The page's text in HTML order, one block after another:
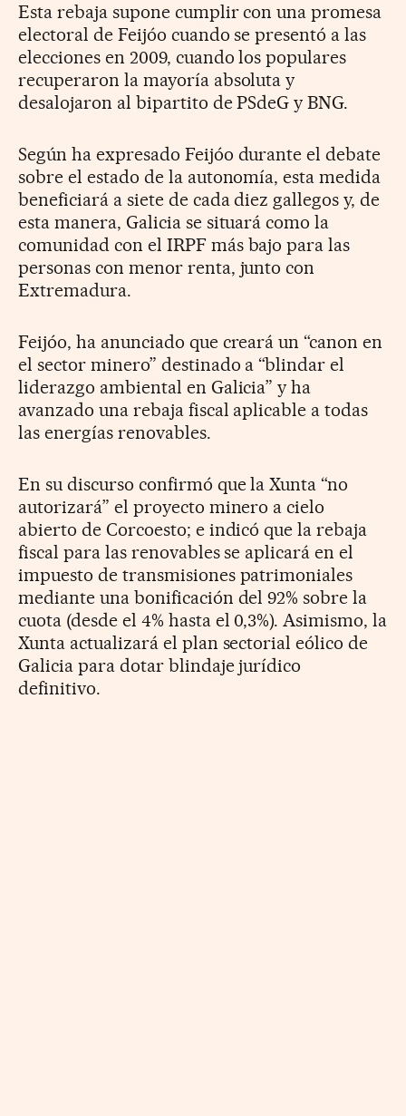
Esta rebaja supone cumplir con una promesa
electoral de Feijóo cuando se presentó a las
elecciones en 2009, cuando los populares
recuperaron la mayoría absoluta y
desalojaron al bipartito de PSdeG y BNG.
Según ha expresado Feijóo durante el debate
sobre el estado de la autonomía, esta medida
beneficiará a siete de cada diez gallegos y, de
esta manera, Galicia se situará como la
comunidad con el IRPF más bajo para las
personas con menor renta, junto con
Extremadura.
Feijóo, ha anunciado que creará un “canon en
el sector minero” destinado a “blindar el
liderazgo ambiental en Galicia” y ha
avanzado una rebaja fiscal aplicable a todas
las energías renovables.
En su discurso confirmó que la Xunta “no
autorizará” el proyecto minero a cielo
abierto de Corcoesto; e indicó que la rebaja
fiscal para las renovables se aplicará en el
impuesto de transmisiones patrimoniales
mediante una bonificación del 92% sobre la
cuota (desde el 4% hasta el 0,3%). Asimismo, la
Xunta actualizará el plan sectorial eólico de
Galicia para dotar blindaje jurídico
definitivo.